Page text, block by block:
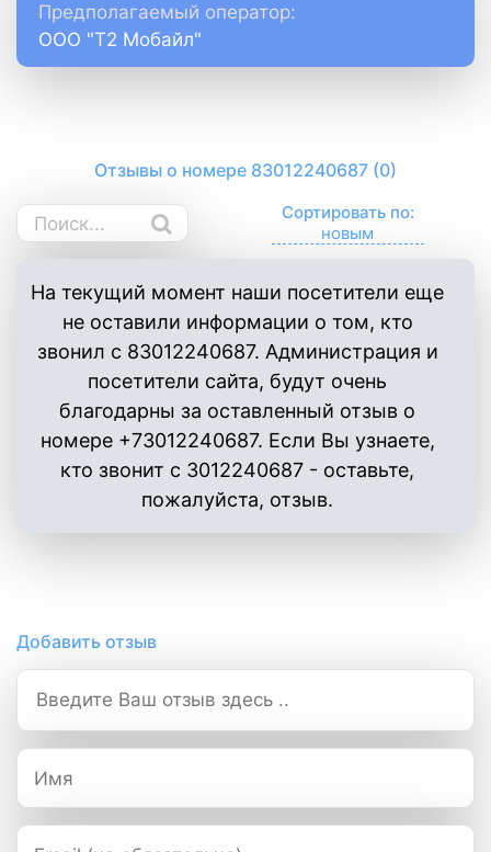
Предполагаемый оператор:
ООО "Т2 Мобайл"
Отзывы о номере 83012240687 (0)
Сортировать по:
На текущий момент наши посетители еще
не оставили информации о том, кто
звонил с 83012240687. Администрация и
посетители сайта, будут очень
благодарны за оставленный отзыв о
номере +73012240687. Если Вы узнаете,
кто звонит с 3012240687 - оставьте,
пожалуйста, отзыв.
Добавить отзыв